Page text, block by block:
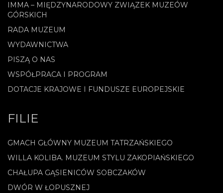
IMMA – MIĘDZYNARODOWY ZWIĄZEK MUZEÓW
GÓRSKICH
RADA MUZEUM
WYDAWNICTWA
PISZĄ O NAS
WSPÓŁPRACA I PROGRAM
DOTACJE KRAJOWE I FUNDUSZE EUROPEJSKIE
FILIE
GMACH GŁÓWNY MUZEUM TATRZAŃSKIEGO
WILLA KOLIBA. MUZEUM STYLU ZAKOPIAŃSKIEGO
CHAŁUPA GĄSIENICÓW SOBCZAKÓW
DWÓR W ŁOPUSZNEJ